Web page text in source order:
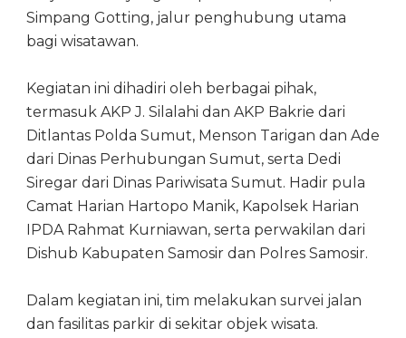
Simpang Gotting, jalur penghubung utama
bagi wisatawan.
Kegiatan ini dihadiri oleh berbagai pihak,
termasuk AKP J. Silalahi dan AKP Bakrie dari
Ditlantas Polda Sumut, Menson Tarigan dan Ade
dari Dinas Perhubungan Sumut, serta Dedi
Siregar dari Dinas Pariwisata Sumut. Hadir pula
Camat Harian Hartopo Manik, Kapolsek Harian
IPDA Rahmat Kurniawan, serta perwakilan dari
Dishub Kabupaten Samosir dan Polres Samosir.
Dalam kegiatan ini, tim melakukan survei jalan
dan fasilitas parkir di sekitar objek wisata.